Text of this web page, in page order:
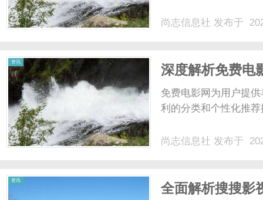
尚志信息社 发布于
资讯
深度解析免费电
免费电影网为用户提
利的分类和个性化推
尚志信息社 发布于
资讯
全面解析搜搜影